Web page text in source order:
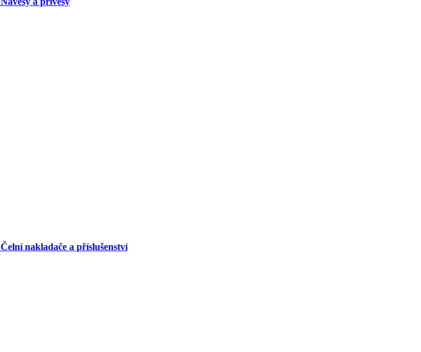
Čelní nakladače a příslušenství